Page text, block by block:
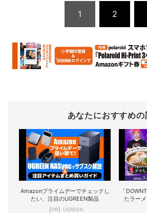
1 2
あなたにおすすめの
Amazonプライムデーでチェックし
たい、注目のUGREEN製品
【PR】UGREEN
「
たラー